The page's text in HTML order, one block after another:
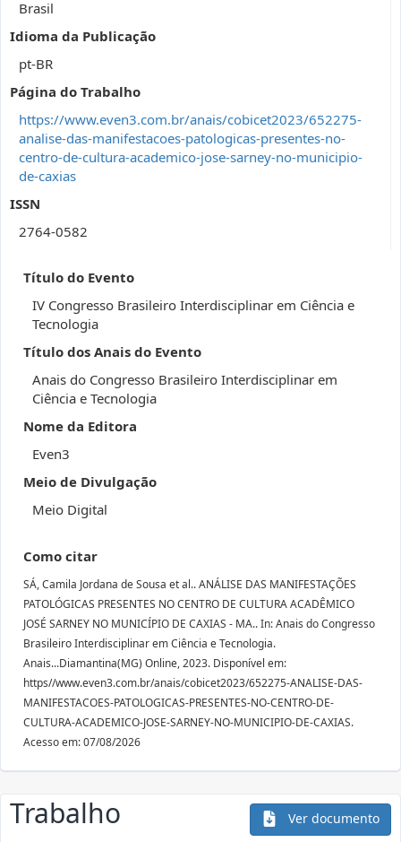
Brasil
Idioma da Publicação
pt-BR
Página do Trabalho
https://www.even3.com.br/anais/cobicet2023/652275-
analise-das-manifestacoes-patologicas-presentes-no-
centro-de-cultura-academico-jose-sarney-no-municipio-
de-caxias
ISSN
2764-0582
Título do Evento
IV Congresso Brasileiro Interdisciplinar em Ciência e
Tecnologia
Título dos Anais do Evento
Anais do Congresso Brasileiro Interdisciplinar em
Ciência e Tecnologia
Nome da Editora
Even3
Meio de Divulgação
Meio Digital
Como citar
SÁ, Camila Jordana de Sousa et al.. ANÁLISE DAS MANIFESTAÇÕES
PATOLÓGICAS PRESENTES NO CENTRO DE CULTURA ACADÊMICO
JOSÉ SARNEY NO MUNICÍPIO DE CAXIAS - MA.. In: Anais do Congresso
Brasileiro Interdisciplinar em Ciência e Tecnologia.
Anais...Diamantina(MG) Online, 2023. Disponível em:
https//www.even3.com.br/anais/cobicet2023/652275-ANALISE-DAS-
MANIFESTACOES-PATOLOGICAS-PRESENTES-NO-CENTRO-DE-
CULTURA-ACADEMICO-JOSE-SARNEY-NO-MUNICIPIO-DE-CAXIAS.
Acesso em: 07/08/2026
Trabalho Ver documento